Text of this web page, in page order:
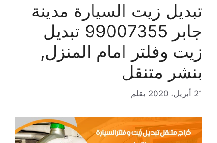
تبديل زيت السيارة مدينة
جابر 99007355 تبديل
زيت وفلتر امام المنزل,
بنشر متنقل
21 أبريل، 2020 بقلم